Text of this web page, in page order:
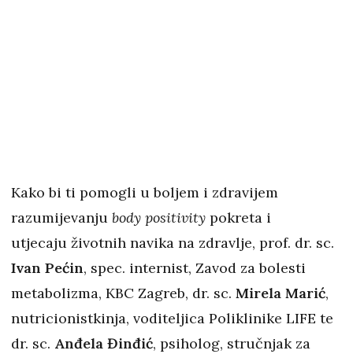
Kako bi ti pomogli u boljem i zdravijem
razumijevanju body positivity pokreta i
utjecaju životnih navika na zdravlje, prof. dr. sc.
Ivan Pećin, spec. internist, Zavod za bolesti
metabolizma, KBC Zagreb, dr. sc. Mirela Marić,
nutricionistkinja, voditeljica Poliklinike LIFE te
dr. sc. Anđela Đinđić, psiholog, stručnjak za